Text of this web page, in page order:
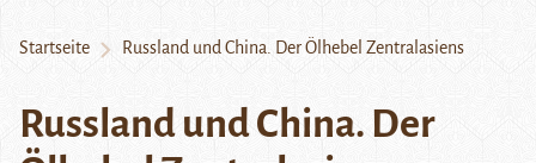
Startseite Russland und China. Der Ölhebel Zentralasiens
Russland und China. Der